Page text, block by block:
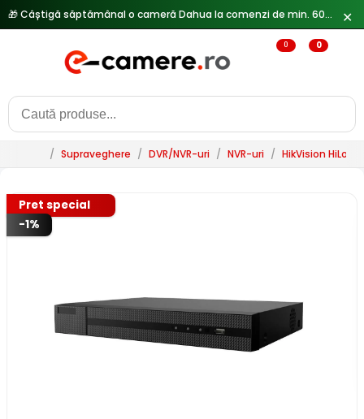
✕
0 0
/ Supraveghere / DVR/NVR-uri / NVR-uri / HikVision HiLook
Pret special
-1%